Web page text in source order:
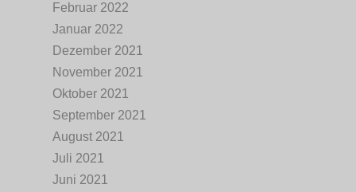
Februar 2022
Januar 2022
Dezember 2021
November 2021
Oktober 2021
September 2021
August 2021
Juli 2021
Juni 2021